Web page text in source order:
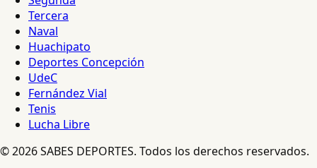
Tercera
Naval
Huachipato
Deportes Concepción
UdeC
Fernández Vial
Tenis
Lucha Libre
© 2026 SABES DEPORTES. Todos los derechos reservados.